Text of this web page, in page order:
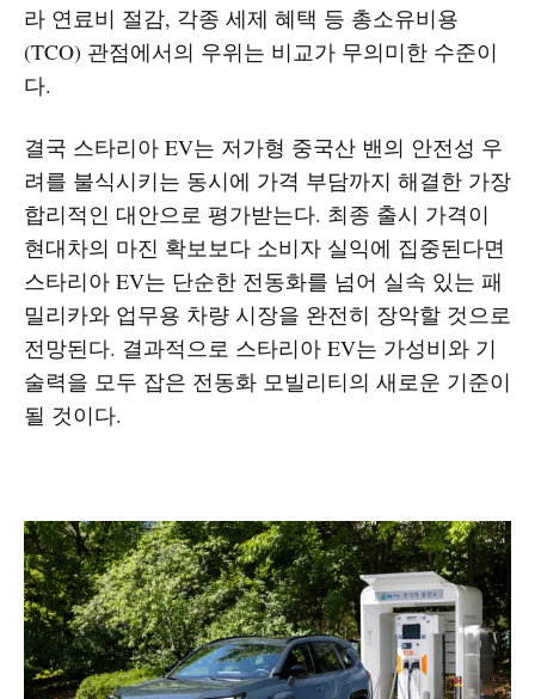
라 연료비 절감, 각종 세제 혜택 등 총소유비용
(TCO) 관점에서의 우위는 비교가 무의미한 수준이
다.
결국 스타리아 EV는 저가형 중국산 밴의 안전성 우
려를 불식시키는 동시에 가격 부담까지 해결한 가장
합리적인 대안으로 평가받는다. 최종 출시 가격이
현대차의 마진 확보보다 소비자 실익에 집중된다면
스타리아 EV는 단순한 전동화를 넘어 실속 있는 패
밀리카와 업무용 차량 시장을 완전히 장악할 것으로
전망된다. 결과적으로 스타리아 EV는 가성비와 기
술력을 모두 잡은 전동화 모빌리티의 새로운 기준이
될 것이다.